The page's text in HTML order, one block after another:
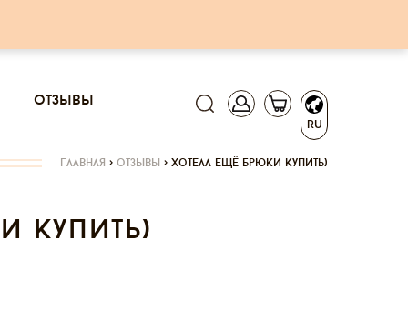
RU
отзывы
главная > отзывы > хотела ещё брюки купить)
купить)